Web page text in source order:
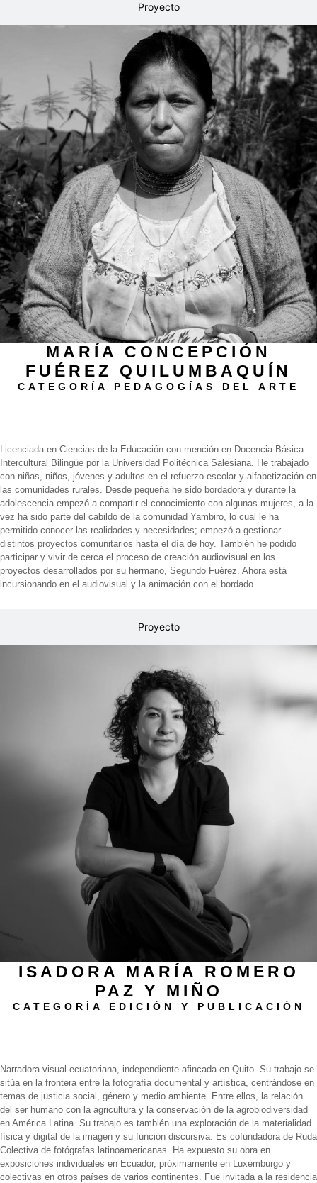
Proyecto
MARÍA CONCEPCIÓN
FUÉREZ QUILUMBAQUÍN
CATEGORÍA PEDAGOGÍAS DEL ARTE
Proyecto
Licenciada en Ciencias de la Educación con mención en Docencia Básica
Intercultural Bilingüe por la Universidad Politécnica Salesiana. He trabajado
con niñas, niños, jóvenes y adultos en el refuerzo escolar y alfabetización en
las comunidades rurales. Desde pequeña he sido bordadora y durante la
adolescencia empezó a compartir el conocimiento con algunas mujeres, a la
vez ha sido parte del cabildo de la comunidad Yambiro, lo cual le ha
permitido conocer las realidades y necesidades; empezó a gestionar
distintos proyectos comunitarios hasta el día de hoy. También he podido
participar y vivir de cerca el proceso de creación audiovisual en los
proyectos desarrollados por su hermano, Segundo Fuérez. Ahora está
incursionando en el audiovisual y la animación con el bordado.
ISADORA MARÍA ROMERO
PAZ Y MIÑO
CATEGORÍA EDICIÓN Y PUBLICACIÓN
Narradora visual ecuatoriana, independiente afincada en Quito. Su trabajo se
sitúa en la frontera entre la fotografía documental y artística, centrándose en
temas de justicia social, género y medio ambiente. Entre ellos, la relación
del ser humano con la agricultura y la conservación de la agrobiodiversidad
en América Latina. Su trabajo es también una exploración de la materialidad
física y digital de la imagen y su función discursiva. Es cofundadora de Ruda
Colectiva de fotógrafas latinoamericanas. Ha expuesto su obra en
exposiciones individuales en Ecuador, próximamente en Luxemburgo y
colectivas en otros países de varios continentes. Fue invitada a la residencia